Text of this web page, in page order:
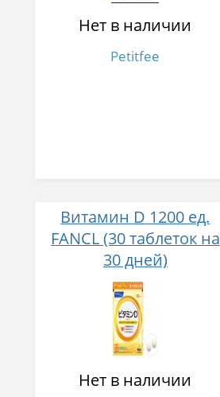
Нет в наличии
Petitfee
Витамин D 1200 ед.
FANCL (30 таблеток на
30 дней)
Нет в наличии